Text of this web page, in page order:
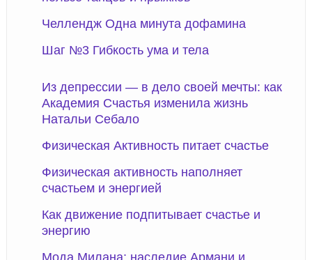
Челлендж Одна минута дофамина
Шаг №3 Гибкость ума и тела
Из депрессии — в дело своей мечты: как
Академия Счастья изменила жизнь
Натальи Себало
Физическая Активность питает счастье
Физическая активность наполняет
счастьем и энергией
Как движение подпитывает счастье и
энергию